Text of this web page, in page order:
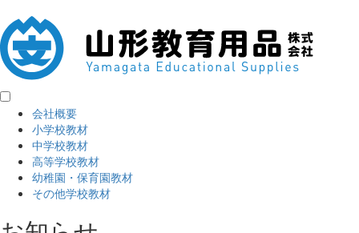
会社概要
小学校教材
中学校教材
高等学校教材
幼稚園・保育園教材
その他学校教材